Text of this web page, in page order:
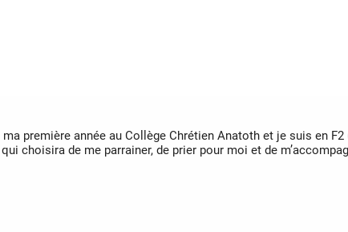
première année au Collège Chrétien Anatoth et je suis en
choisira de me parrainer, de prier pour moi et de